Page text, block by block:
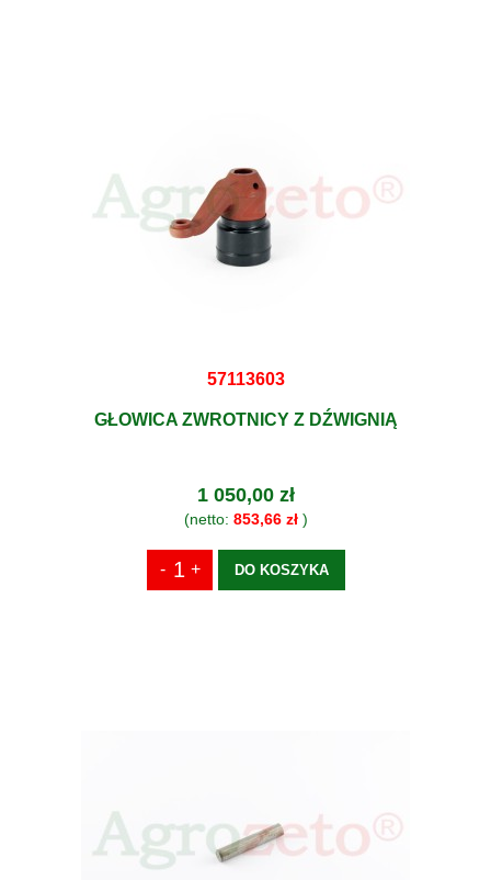
57113603
GŁOWICA ZWROTNICY Z DŹWIGNIĄ
1 050,00 zł
(netto: 853,66 zł)
DO KOSZYKA